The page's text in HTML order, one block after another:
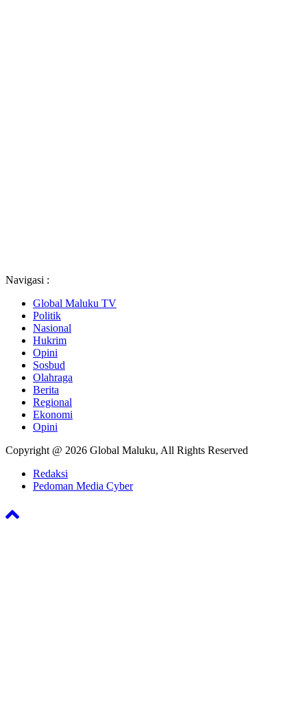
Navigasi :
Global Maluku TV
Politik
Nasional
Hukrim
Opini
Sosbud
Olahraga
Berita
Regional
Ekonomi
Opini
Copyright @ 2026 Global Maluku, All Rights Reserved
Redaksi
Pedoman Media Cyber